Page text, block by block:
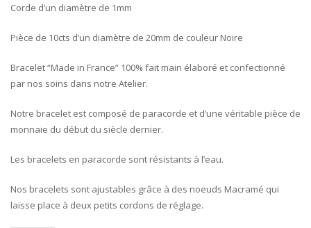
Corde d’un diamètre de 1mm
Pièce de 10cts d’un diamètre de 20mm de couleur Noire
Bracelet “Made in France” 100% fait main élaboré et confectionné
par nos soins dans notre Atelier.
Notre bracelet est composé de paracorde et d’une véritable pièce de
monnaie du début du siècle dernier.
Les bracelets en paracorde sont résistants à l’eau.
Nos bracelets sont ajustables grâce à des noeuds Macramé qui
laisse place à deux petits cordons de réglage.